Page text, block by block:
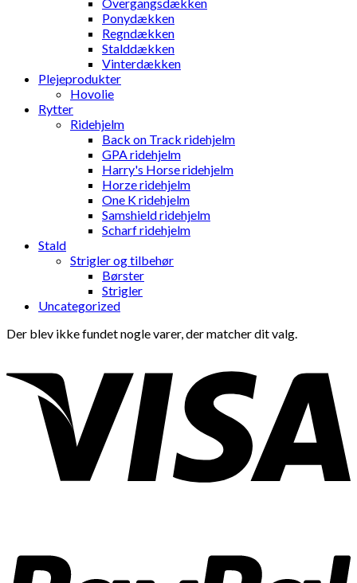
Ponydækken
Regndækken
Stalddækken
Vinterdækken
Plejeprodukter
Hovolie
Rytter
Ridehjelm
Back on Track ridehjelm
GPA ridehjelm
Harry's Horse ridehjelm
Horze ridehjelm
One K ridehjelm
Samshield ridehjelm
Scharf ridehjelm
Stald
Strigler og tilbehør
Børster
Strigler
Uncategorized
Der blev ikke fundet nogle varer, der matcher dit valg.